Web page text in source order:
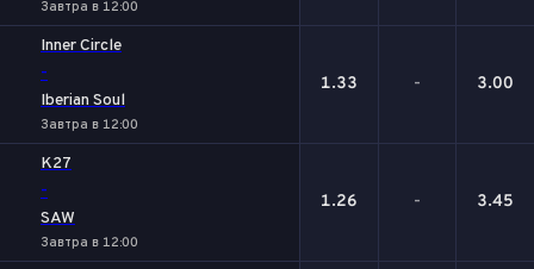
Завтра в 12:00
Inner Circle
-
Iberian Soul
Завтра в 12:00
1.33 - 3.00
K27
-
SAW
Завтра в 12:00
1.26 - 3.45